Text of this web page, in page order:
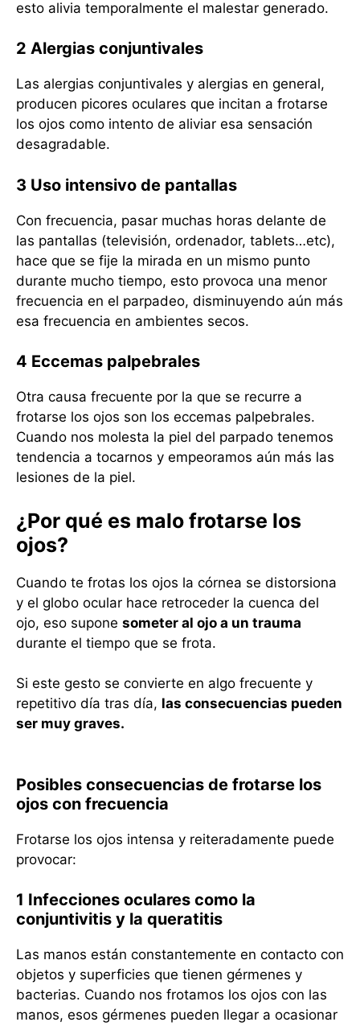
esto alivia temporalmente el malestar generado.
2 Alergias conjuntivales
Las alergias conjuntivales y alergias en general,
producen picores oculares que incitan a frotarse
los ojos como intento de aliviar esa sensación
desagradable.
3 Uso intensivo de pantallas
Con frecuencia, pasar muchas horas delante de
las pantallas (televisión, ordenador, tablets…etc),
hace que se fije la mirada en un mismo punto
durante mucho tiempo, esto provoca una menor
frecuencia en el parpadeo, disminuyendo aún más
esa frecuencia en ambientes secos.
4 Eccemas palpebrales
Otra causa frecuente por la que se recurre a
frotarse los ojos son los eccemas palpebrales.
Cuando nos molesta la piel del parpado tenemos
tendencia a tocarnos y empeoramos aún más las
lesiones de la piel.
¿Por qué es malo frotarse los
ojos?
Cuando te frotas los ojos la córnea se distorsiona
y el globo ocular hace retroceder la cuenca del
ojo, eso supone someter al ojo a un trauma
durante el tiempo que se frota.
Si este gesto se convierte en algo frecuente y
repetitivo día tras día, las consecuencias pueden
ser muy graves.
Posibles consecuencias de frotarse los
ojos con frecuencia
Frotarse los ojos intensa y reiteradamente puede
provocar:
1 Infecciones oculares como la
conjuntivitis y la queratitis
Las manos están constantemente en contacto con
objetos y superficies que tienen gérmenes y
bacterias. Cuando nos frotamos los ojos con las
manos, esos gérmenes pueden llegar a ocasionar